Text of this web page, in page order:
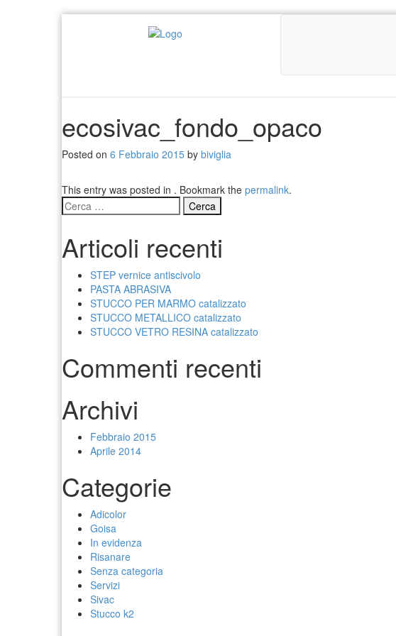
ecosivac_fondo_opaco
Posted on 6 Febbraio 2015 by biviglia
This entry was posted in . Bookmark the permalink.
Ricerca
per:
Articoli recenti
STEP vernice antiscivolo
PASTA ABRASIVA
STUCCO PER MARMO catalizzato
STUCCO METALLICO catalizzato
STUCCO VETRO RESINA catalizzato
Commenti recenti
Archivi
Febbraio 2015
Aprile 2014
Categorie
Adicolor
Goisa
In evidenza
Risanare
Senza categoria
Servizi
Sivac
Stucco k2